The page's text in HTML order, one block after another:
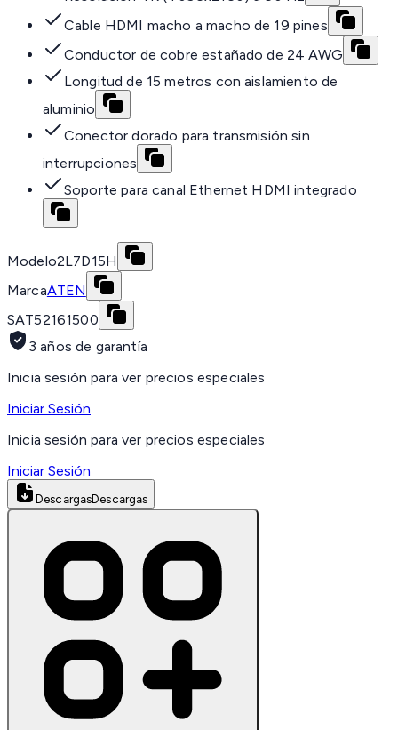
Cable HDMI macho a macho de 19 pines
Conductor de cobre estañado de 24 AWG
Longitud de 15 metros con aislamiento de
aluminio
Conector dorado para transmisión sin
interrupciones
Soporte para canal Ethernet HDMI integrado
Modelo2L7D15H
MarcaATEN
SAT52161500
3 años de garantía
Inicia sesión para ver precios especiales
Iniciar Sesión
Inicia sesión para ver precios especiales
Iniciar Sesión
DescargasDescargas